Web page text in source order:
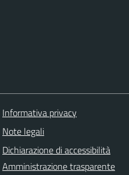
Informativa privacy
Note legali
Dichiarazione di accessibilità
Amministrazione trasparente